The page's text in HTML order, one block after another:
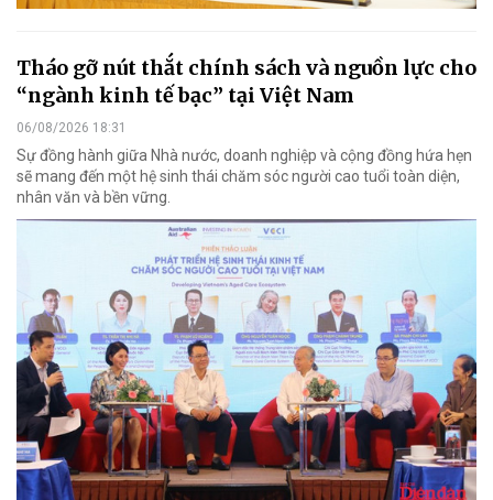
Tháo gỡ nút thắt chính sách và nguồn lực cho
“ngành kinh tế bạc” tại Việt Nam
06/08/2026 18:31
Sự đồng hành giữa Nhà nước, doanh nghiệp và cộng đồng hứa hẹn
sẽ mang đến một hệ sinh thái chăm sóc người cao tuổi toàn diện,
nhân văn và bền vững.